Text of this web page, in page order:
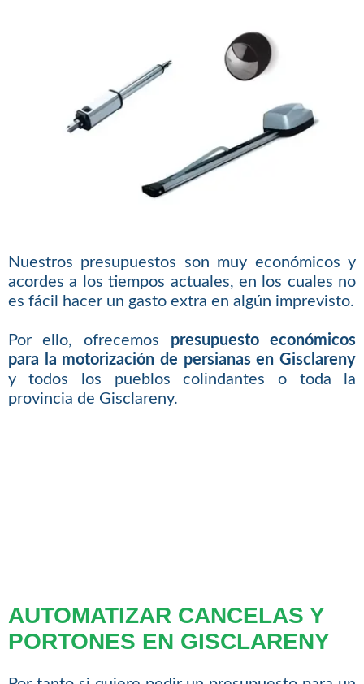
Nuestros presupuestos son muy económicos y
acordes a los tiempos actuales, en los cuales no
es fácil hacer un gasto extra en algún imprevisto.
Por ello, ofrecemos presupuesto económicos
para la motorización de persianas en Gisclareny
y todos los pueblos colindantes o toda la
provincia de Gisclareny.
AUTOMATIZAR CANCELAS Y
PORTONES EN GISCLARENY